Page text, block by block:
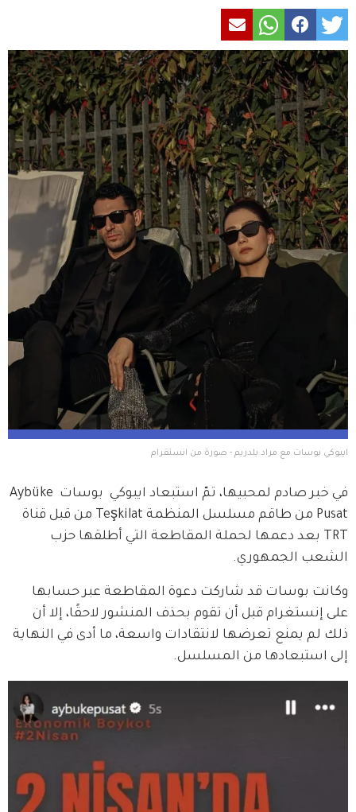
ايبوكي بوسات مع مراد يلدريم - صورة من انستقرام
في خبر صادم لمحبيها، تمّ استبعاد ايبوكي  بوسات Aybüke
Pusat من طاقم مسلسل المنظمة Teşkilat من قبل قناة
TRT بعد دعمها لحملة المقاطعة التي أطلقها حزب
الشعب الجمهوري.
وكانت بوسات قد شاركت دعوة المقاطعة عبر حسابها
على إنستغرام قبل أن تقوم بحذف المنشور لاحقًا، إلا أن
ذلك لم يمنع تعرضها لانتقادات واسعة، ما أدى في النهاية
إلى استبعادها من المسلسل.